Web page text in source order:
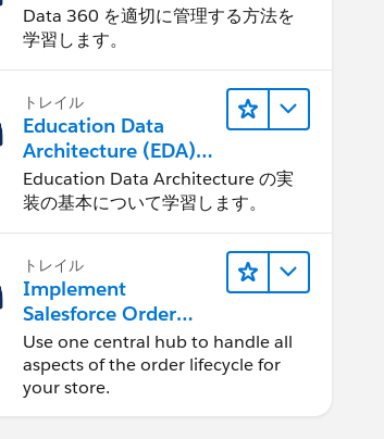
Data 360 を適切に管理する方法を
学習します。
トレイル
Education Data
Architecture (EDA)
の管理
Education Data Architecture の実
装の基本について学習します。
トレイル
Implement
Salesforce Order
Management with a
B2B, B2C, or B2B2C
Commerce Store
Use one central hub to handle all
aspects of the order lifecycle for
your store.